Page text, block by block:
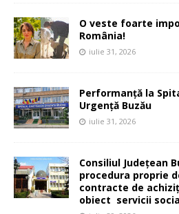
O veste foarte
România!
iulie 31, 2026
Performanță la
Urgență Buzău
iulie 31, 2026
Consiliul Județean
procedura proprie
contracte de
obiect servicii